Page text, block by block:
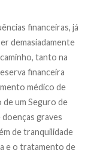
financeiras, já
demasiadamente
tanto na
financeira
médico de
de um Seguro de
graves
de tranquilidade
e o tratamento de